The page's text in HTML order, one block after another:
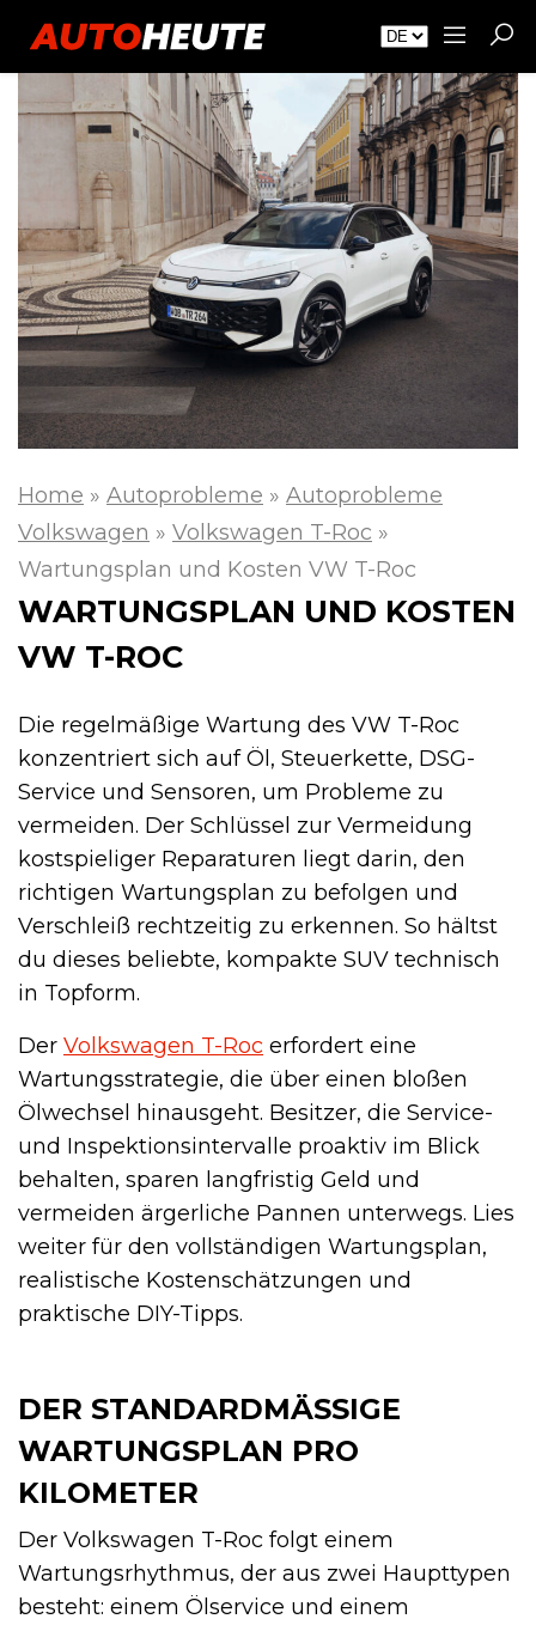
Home » Autoprobleme » Autoprobleme
Volkswagen » Volkswagen T-Roc »
Wartungsplan und Kosten VW T-Roc
WARTUNGSPLAN UND KOSTEN
VW T-ROC
Die regelmäßige Wartung des VW T-Roc
konzentriert sich auf Öl, Steuerkette, DSG-
Service und Sensoren, um Probleme zu
vermeiden. Der Schlüssel zur Vermeidung
kostspieliger Reparaturen liegt darin, den
richtigen Wartungsplan zu befolgen und
Verschleiß rechtzeitig zu erkennen. So hältst
du dieses beliebte, kompakte SUV technisch
in Topform.
Der Volkswagen T-Roc erfordert eine
Wartungsstrategie, die über einen bloßen
Ölwechsel hinausgeht. Besitzer, die Service-
und Inspektionsintervalle proaktiv im Blick
behalten, sparen langfristig Geld und
vermeiden ärgerliche Pannen unterwegs. Lies
weiter für den vollständigen Wartungsplan,
realistische Kostenschätzungen und
praktische DIY-Tipps.
DER STANDARDMÄSSIGE W
ARTUNGSPLAN PRO K
ILOMETER
Der Volkswagen T-Roc folgt einem
Wartungsrhythmus, der aus zwei Haupttypen
besteht: einem Ölservice und einem